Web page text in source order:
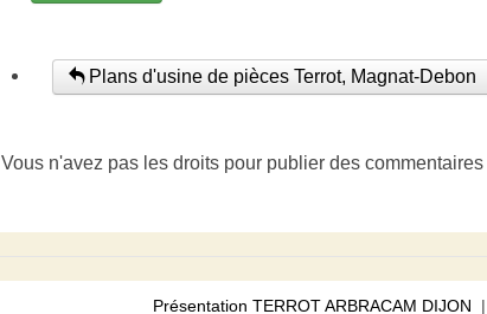
Plans d'usine de pièces Terrot, Magnat-Debon
Vous n'avez pas les droits pour publier des commentaires
Présentation TERROT ARBRACAM DIJON |